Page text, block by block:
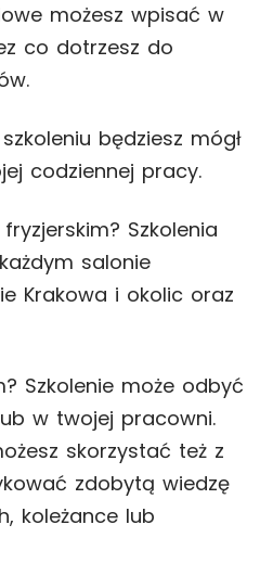
możesz wpisać w
co dotrzesz do
będziesz mógł
codziennej pracy.
Szkolenia
salonie
Krakowa i okolic oraz
Szkolenie może odbyć
w twojej pracowni.
skorzystać też z
zdobytą wiedzę
koleżance lub